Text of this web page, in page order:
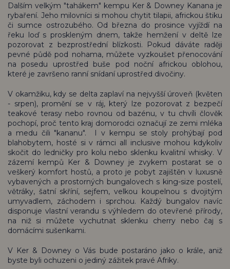
Dalším velkým "tahákem" kempu Ker & Downey Kanana je
rybaření. Jeho milovníci si mohou chytit tilapii, africkou štiku
či sumce ostrozubého. Od března do prosince vyjíždí na
řeku loď s proskleným dnem, takže hemžení v deltě lze
pozorovat z bezprostřední blízkosti. Pokud dáváte raději
pevné půdě pod nohama, můžete vyzkoušet přenocování
na posedu uprostřed buše pod noční africkou oblohou,
které je završeno ranní snídaní uprostřed divočiny.
V okamžiku, kdy se delta zaplaví na nejvyšší úroveň (květen
- srpen), promění se v ráj, který lze pozorovat z bezpečí
teakové terasy nebo rovnou od bazénu, v tu chvíli člověk
pochopí, proč tento kraj domorodci označují ze zemi mléka
a medu čili "kananu". I v kempu se stoly prohýbají pod
blahobytem, hosté si v rámci all inclusive mohou kdykoliv
skočit do ledničky pro kolu nebo sklenku kvalitní whisky. V
zázemí kempů Ker & Downey je zvykem postarat se o
veškerý komfort hostů, a proto je pobyt zajištěn v luxusně
vybavených a prostorných bungalovech s king-size postelí,
větráky, šatní skříní, sejfem, velkou koupelnou s dvojitým
umyvadlem, záchodem i sprchou. Každý bungalov navíc
disponuje vlastní verandu s výhledem do otevřené přírody,
na niž si můžete vychutnat sklenku cherry nebo čaj s
domácími sušenkami.
V Ker & Downey o Vás bude postaráno jako o krále, aniž
byste byli ochuzeni o jediný zážitek pravé Afriky.